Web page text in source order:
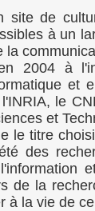
site de
à un
la
2004 à
et
le
et
le titre
des
de la
à la vie de